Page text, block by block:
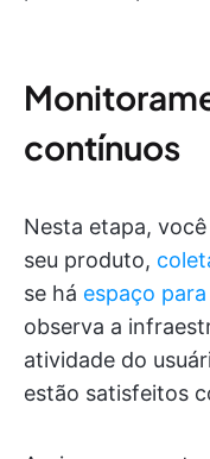
contínuos
Nesta etapa,
seu produto,
se há espaço
observa a
atividade do
estão satisfeitos